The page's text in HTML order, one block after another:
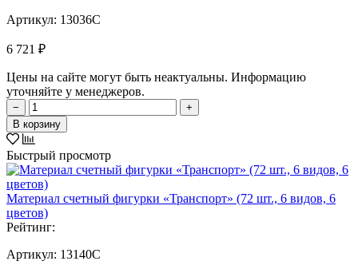
Артикул: 13036C
6 721 ₽
Цены на сайте могут быть неактуальны. Информацию
уточняйте у менеджеров.
−
+
В корзину
Быстрый просмотр
Материал счетный фигурки «Транспорт» (72 шт., 6 видов, 6
цветов)
Рейтинг:
Артикул: 13140C